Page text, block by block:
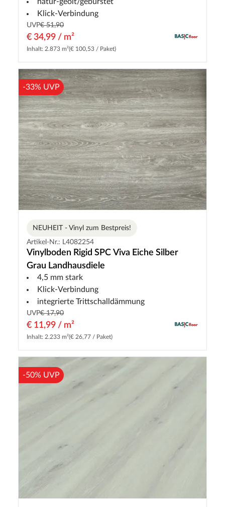
Klick-Verbindung
UVP€ 51,90
€ 34,99 / m²
Inhalt: 2.873 m²(€ 100,53 / Paket)
-33% UVP
NEUHEIT - Vinyl zum Bestpreis!
Artikel-Nr.: L4082254
Vinylboden Rigid SPC Viva Eiche Silber
Grau Landhausdiele
4,5 mm stark
Klick-Verbindung
integrierte Trittschalldämmung
UVP€ 17,90
€ 11,99 / m²
Inhalt: 2.233 m²(€ 26,77 / Paket)
-50% UVP